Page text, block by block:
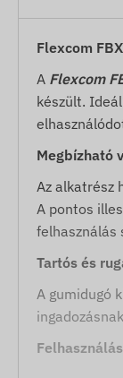
Flexcom
A Flexcom
készült.
Megbízható
Az alkatrész
A pontos
felhasználás
Tartós és
A gumidugó